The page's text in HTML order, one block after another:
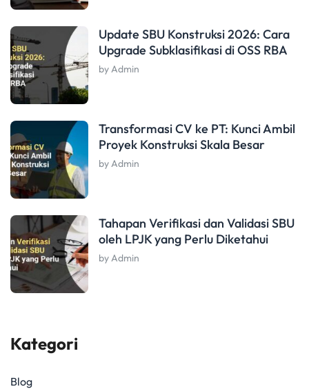
Update SBU Konstruksi 2026: Cara
Upgrade Subklasifikasi di OSS RBA
by Admin
Transformasi CV ke PT: Kunci Ambil
Proyek Konstruksi Skala Besar
by Admin
Tahapan Verifikasi dan Validasi SBU
oleh LPJK yang Perlu Diketahui
by Admin
Kategori
Blog